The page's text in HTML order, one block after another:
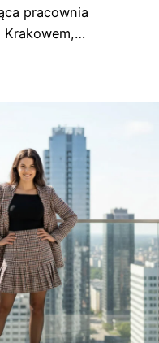
pracownia
Krakowem,…